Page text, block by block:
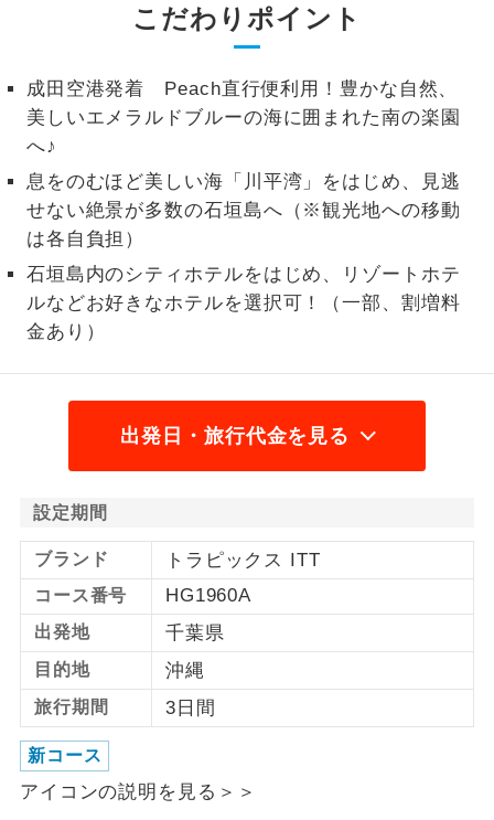
こだわりポイント
成田空港発着 Peach直行便利用！豊かな自然、
美しいエメラルドブルーの海に囲まれた南の楽園
へ♪
息をのむほど美しい海「川平湾」をはじめ、見逃
せない絶景が多数の石垣島へ（※観光地への移動
は各自負担）
石垣島内のシティホテルをはじめ、リゾートホテ
ルなどお好きなホテルを選択可！（一部、割増料
金あり）
出発日・旅行代金を見る
設定期間
ブランド トラピックス ITT
コース番号 HG1960A
出発地 千葉県
目的地 沖縄
旅行期間 3日間
新コース
アイコンの説明を見る＞＞
トラベルイヤ
周りの音を気にせず、ガイドさんの説明
をじっくり聞くことができます。
1名様催行
1名様から出発可能な個人型プランで
す。
す。
おひとり様参
加限定
1名様1室同代
金
1名様1室利用でも追加料金がかからない
す。
女性限定でご参加いただけるコースで
す。
年齢制限あり
です。
航空会社指定
利用航空会社が指定なので、ご出発の計
画にとても便利です。
ホテル指定
ご紹介するホテルを指定したコースで
す。
おひとり様バ
ス2席利用
おひとり様でバス席を2席利⽤できま